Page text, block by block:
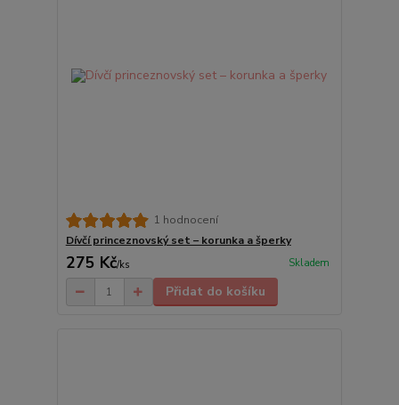
1 hodnocení
Dívčí princeznovský set – korunka a šperky
275 Kč/ks Skladem
Přidat do košíku